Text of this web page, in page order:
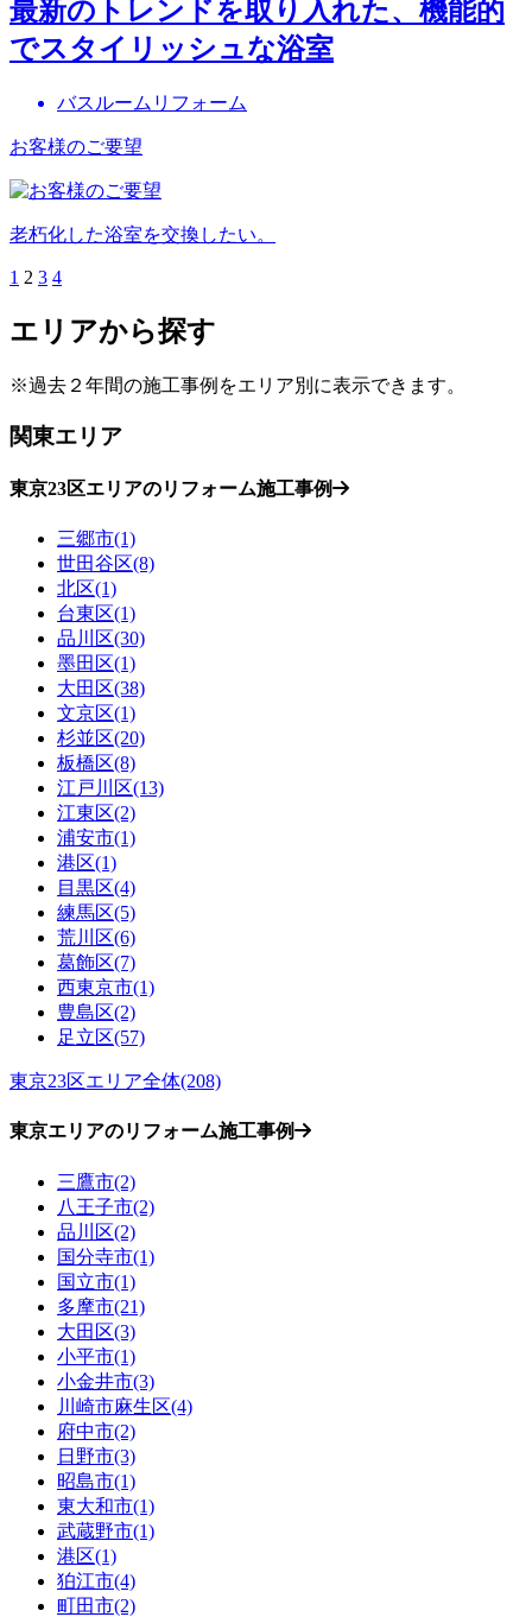
最新のトレンドを取り入れた、機能的
でスタイリッシュな浴室
バスルームリフォーム
お客様のご要望
老朽化した浴室を交換したい。
1 2 3 4
エリアから探す
※過去２年間の施工事例をエリア別に表示できます。
関東エリア
東京23区エリアのリフォーム施工事例
三郷市(1)
世田谷区(8)
北区(1)
台東区(1)
品川区(30)
墨田区(1)
大田区(38)
文京区(1)
杉並区(20)
板橋区(8)
江戸川区(13)
江東区(2)
浦安市(1)
港区(1)
目黒区(4)
練馬区(5)
荒川区(6)
葛飾区(7)
西東京市(1)
豊島区(2)
足立区(57)
東京23区エリア全体(208)
東京エリアのリフォーム施工事例
三鷹市(2)
八王子市(2)
品川区(2)
国分寺市(1)
国立市(1)
多摩市(21)
大田区(3)
小平市(1)
小金井市(3)
川崎市麻生区(4)
府中市(2)
日野市(3)
昭島市(1)
東大和市(1)
武蔵野市(1)
港区(1)
狛江市(4)
町田市(2)